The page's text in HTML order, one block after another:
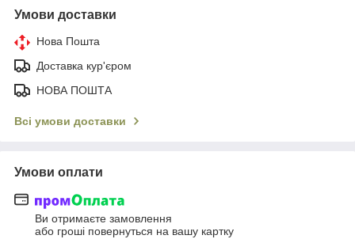
Умови доставки
Нова Пошта
Доставка кур'єром
НОВА ПОШТА
Всі умови доставки
Умови оплати
Ви отримаєте замовлення
або гроші повернуться на вашу картку